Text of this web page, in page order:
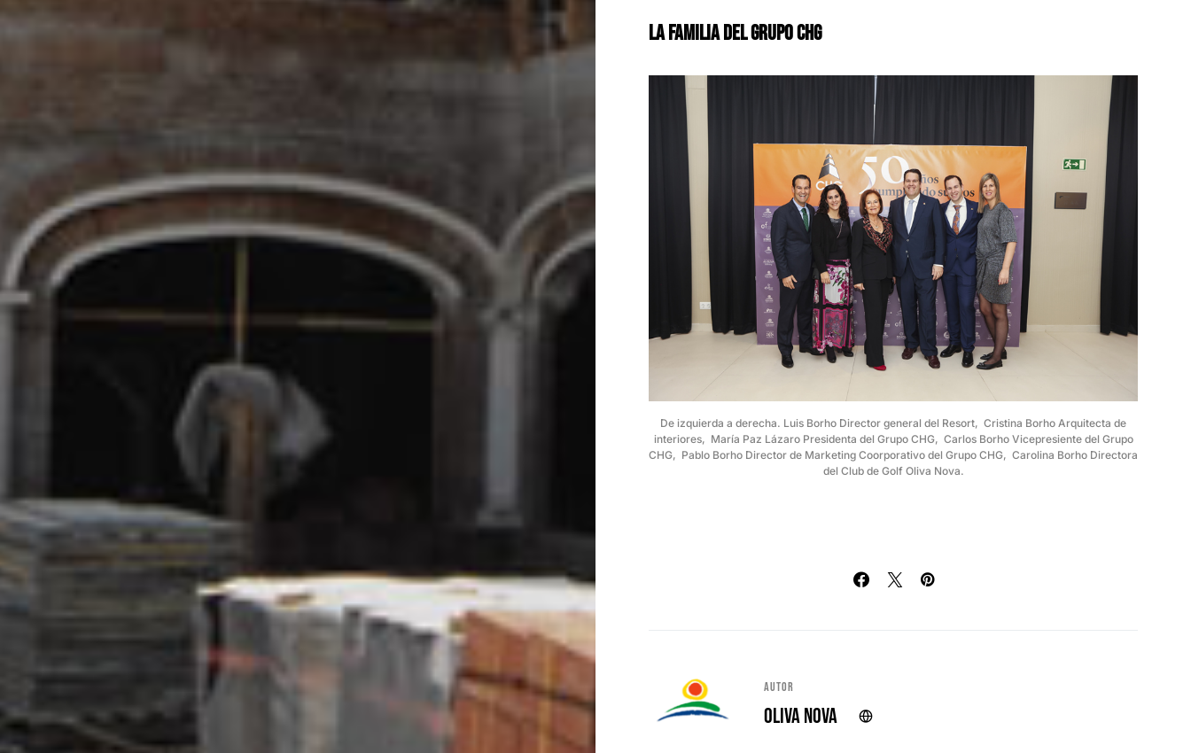
La familia del Grupo CHG
De izquierda a derecha. Luis Borho Director general del Resort, Cristina Borho Arquitecta de
interiores, María Paz Lázaro Presidenta del Grupo CHG, Carlos Borho Vicepresiente del Grupo
CHG, Pablo Borho Director de Marketing Coorporativo del Grupo CHG, Carolina Borho Directora
del Club de Golf Oliva Nova.
Autor
Oliva Nova